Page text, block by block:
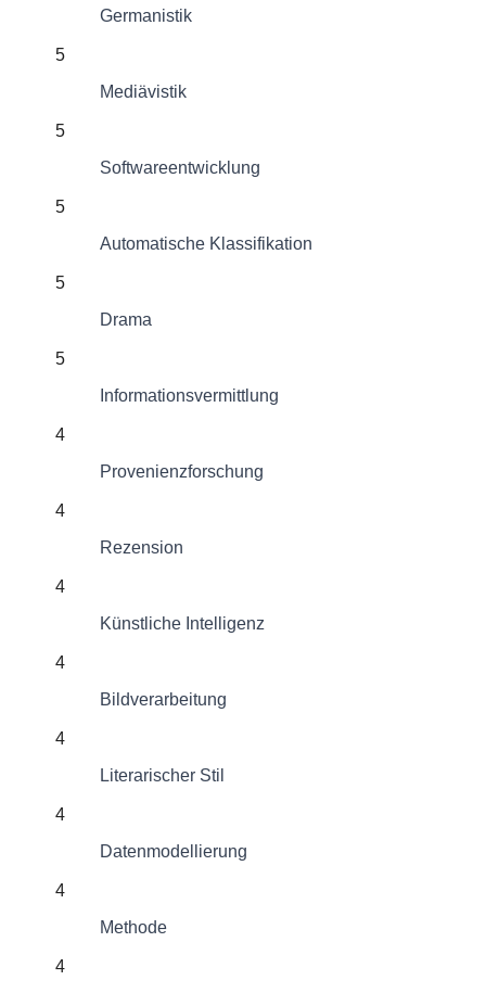
Germanistik
5
Mediävistik
5
Softwareentwicklung
5
Automatische Klassifikation
5
Drama
5
Informationsvermittlung
4
Provenienzforschung
4
Rezension
4
Künstliche Intelligenz
4
Bildverarbeitung
4
Literarischer Stil
4
Datenmodellierung
4
Methode
4